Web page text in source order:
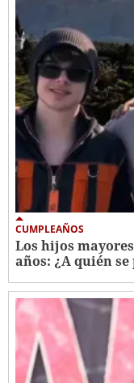
CUMPLEAÑOS
Los hijos
años: ¿A quién se